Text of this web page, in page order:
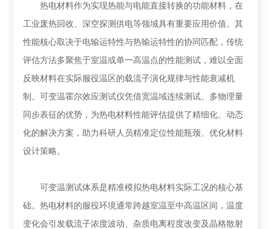
热电材料作为实现热能与电能直接转换的功能材料，在
工业废热回收、深空探测供电等领域具有重要应用价值。其
性能核心取决于电输运特性与热输运特性的协同匹配，传统
评估方法多聚焦于室温或单一高温点的性能测试，难以全面
反映材料在实际服役温区的载流子演化规律与性能衰减机
制。可变温霍尔效应测试仪凭借宽温域连续测试、多物理量
同步表征的优势，为热电材料性能评估提供了精细化、动态
化的解决方案，助力科研人员精准定位性能瓶颈、优化材料
设计策略。
可变温测试体系是精准模拟热电材料实际工况的核心基
础。热电材料的服役环境通常跨越室温至中高温区间，温度
变化会引发载流子浓度波动、杂质电离程度改变及晶格散射